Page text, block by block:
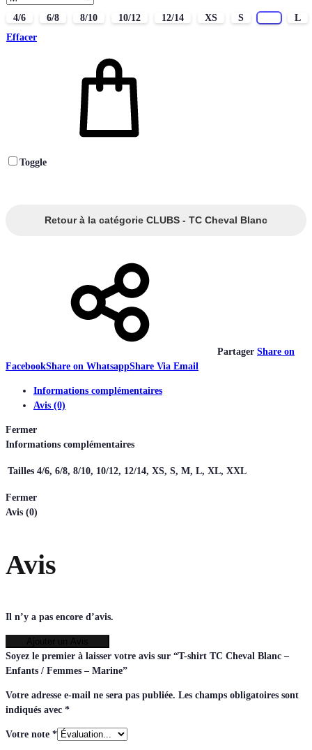
4/6 6/8 8/10 10/12 12/14 XS S
L
Effacer
Toggle
Retour à la catégorie CLUBS - TC Cheval Blanc
Partager Share on
FacebookShare on WhatsappShare Via Email
Informations complémentaires
Avis (0)
Fermer
Informations complémentaires
Tailles 4/6, 6/8, 8/10, 10/12, 12/14, XS, S, M, L, XL, XXL
Fermer
Avis (0)
Avis
Il n’y a pas encore d’avis.
Soyez le premier à laisser votre avis sur “T-shirt TC Cheval Blanc –
Enfants / Femmes – Marine”
Votre adresse e-mail ne sera pas publiée. Les champs obligatoires sont
indiqués avec *
Votre note *